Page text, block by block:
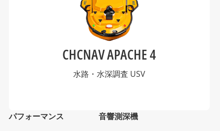
CHCNAV APACHE 4
水路・水深調査 USV
パフォーマンス 音響測深機